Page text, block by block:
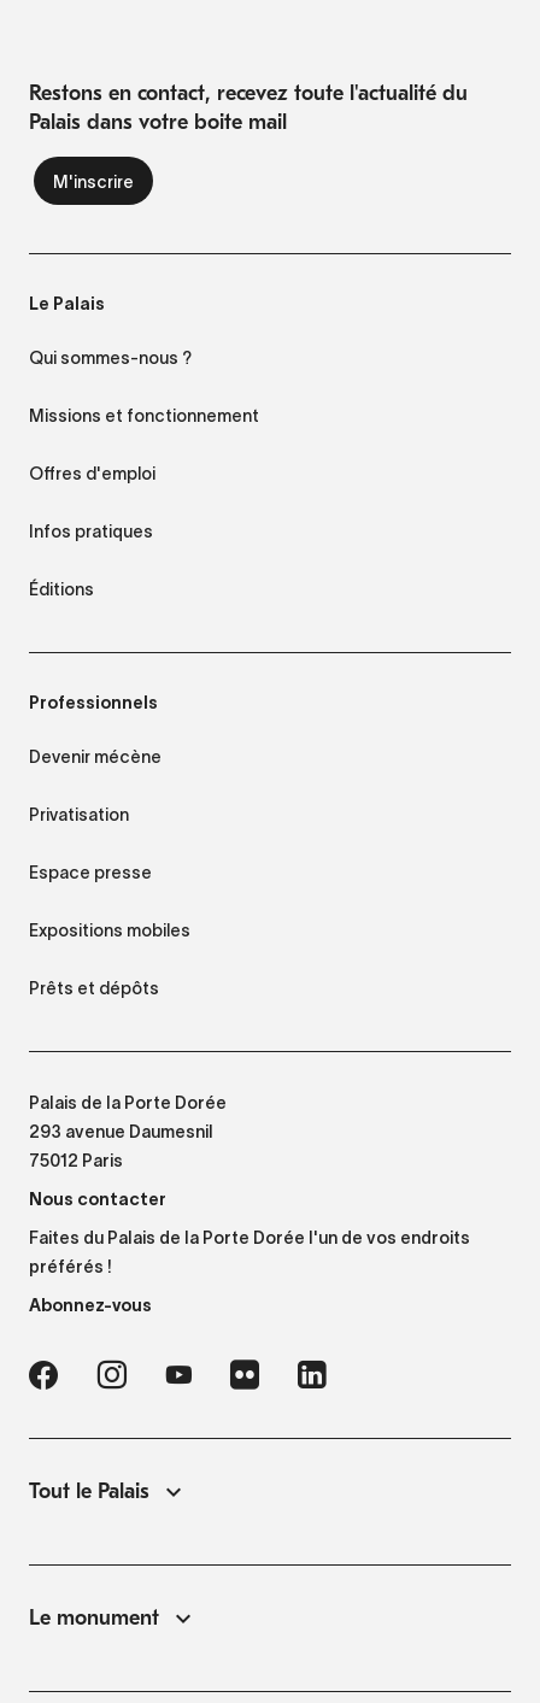
Restons en contact, recevez toute l'actualité du
Palais dans votre boite mail
Le Palais
Qui sommes-nous ?
Missions et fonctionnement
Offres d'emploi
Infos pratiques
Éditions
Professionnels
Devenir mécène
Privatisation
Espace presse
Expositions mobiles
Prêts et dépôts
Palais de la Porte Dorée
293 avenue Daumesnil
75012 Paris
Nous contacter
Faites du Palais de la Porte Dorée l'un de vos endroits
préférés !
Abonnez-vous
Tout le Palais
Le monument